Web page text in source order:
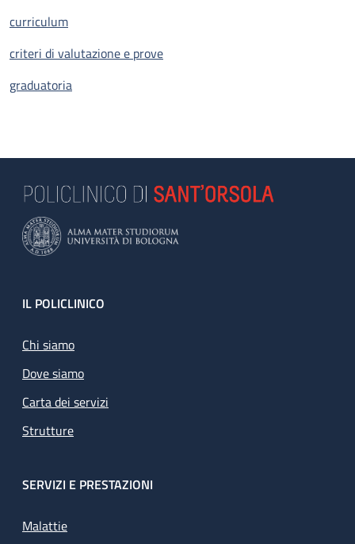
curriculum
criteri di valutazione e prove
graduatoria
Footer
IL POLICLINICO
Chi siamo
Dove siamo
Carta dei servizi
Strutture
SERVIZI E PRESTAZIONI
Malattie